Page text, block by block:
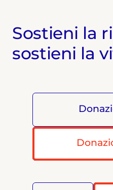
Sostieni la
sostieni la